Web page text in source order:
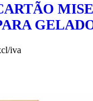
iva